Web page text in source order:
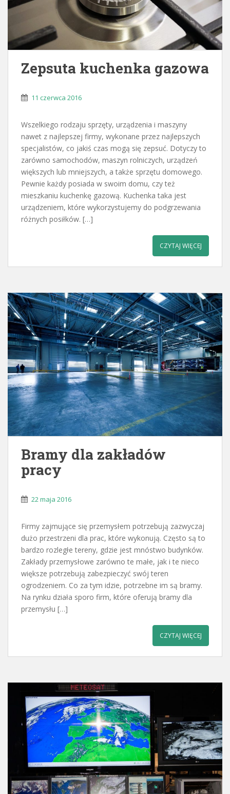
Zepsuta kuchenka gazowa
11 czerwca 2016
Wszelkiego rodzaju sprzęty, urządzenia i maszyny
nawet z najlepszej firmy, wykonane przez najlepszych
specjalistów, co jakiś czas mogą się zepsuć. Dotyczy to
zarówno samochodów, maszyn rolniczych, urządzeń
większych lub mniejszych, a także sprzętu domowego.
Pewnie każdy posiada w swoim domu, czy też
mieszkaniu kuchenkę gazową. Kuchenka taka jest
urządzeniem, które wykorzystujemy do podgrzewania
różnych posiłków. […]
CZYTAJ WIĘCEJ
Bramy dla zakładów
pracy
22 maja 2016
Firmy zajmujące się przemysłem potrzebują zazwyczaj
dużo przestrzeni dla prac, które wykonują. Często są to
bardzo rozległe tereny, gdzie jest mnóstwo budynków.
Zakłady przemysłowe zarówno te małe, jak i te nieco
większe potrzebują zabezpieczyć swój teren
ogrodzeniem. Co za tym idzie, potrzebne im są bramy.
Na rynku działa sporo firm, które oferują bramy dla
przemysłu […]
CZYTAJ WIĘCEJ